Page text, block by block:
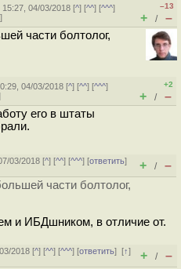
15:27, 04/03/2018 [^] [^^] [^^^]
]
–13
+ / –
части болтолог,
04/03/2018 [^] [^^] [^^^]
+2
+ / –
его в штаты
03/2018 [^] [^^] [^^^] [ответить]
+ / –
части болтолог,
и ИБДшником, в отличие от.
2018 [^] [^^] [^^^] [ответить][↑]
+ / –